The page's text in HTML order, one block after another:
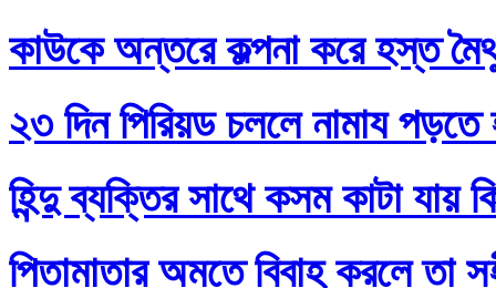
কাউকে অন্তরে কল্পনা করে হস্ত
২৩ দিন পিরিয়ড চললে নামায পড়তে
হিন্দু ব্যক্তির সাথে কসম কাটা যায়
পিতামাতার অমতে বিবাহ করলে তা